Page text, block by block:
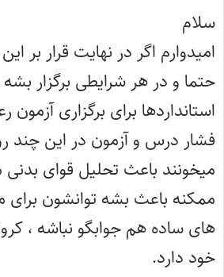
ت
:
سلام
امیدوارم اگر در نهایت قرار بر
حتما و در هر شرایطی برگزار
استانداردها برای برگزاری
فشار درس و آزمون در این چند
میخونند باعث تحلیل قوای
ممکنه باعث بشه توانشون برای
های ساده هم جوابگو نباشه ،
خود دارد.